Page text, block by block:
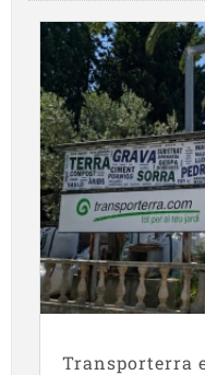
Transporterra